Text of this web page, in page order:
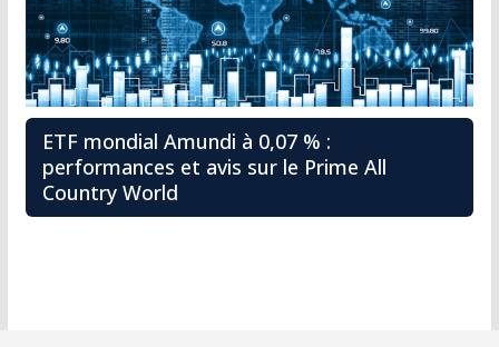
ETF mondial Amundi à 0,07 % :
performances et avis sur le Prime All
Country World